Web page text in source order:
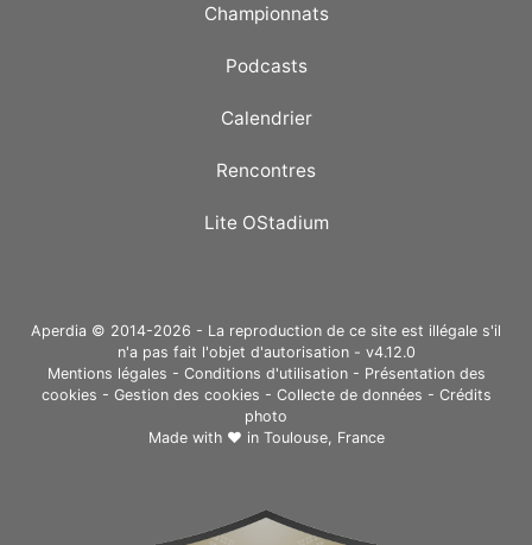
Championnats
Podcasts
Calendrier
Rencontres
Lite OStadium
Aperdia © 2014-2026 - La reproduction de ce site est illégale s'il
n'a pas fait l'objet d'autorisation - v4.12.0
Mentions légales - Conditions d'utilisation- Présentation des
cookies - Gestion des cookies - Collecte de données - Crédits
photo
Made with ❤ in Toulouse, France